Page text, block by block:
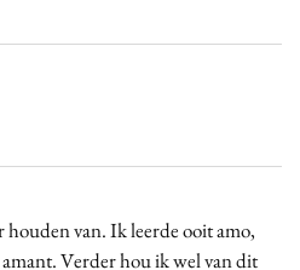
van. Ik leerde ooit amo,
amant. Verder hou ik wel van dit